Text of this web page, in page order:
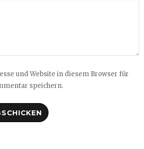
und Website in diesem Browser für
speichern.